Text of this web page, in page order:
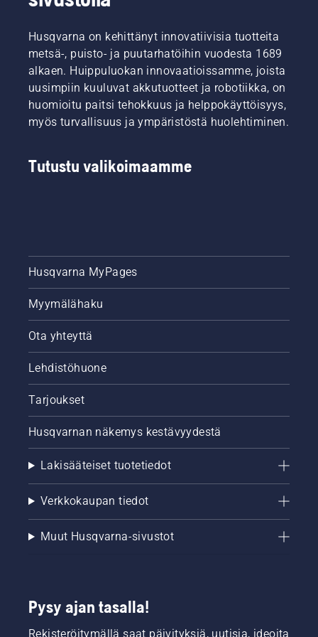
vaativimpia
Tämä
kertoo
lyhyesti,
kuinka
tarkistat
moottorisahan
voitelujärjestelmän
toiminnan.
määrä.
on
vapautettu.
muutaman
senttimetrin
puusta
ja anna
jos puun
rungolle
kertyy
on kaksi
tapaa.
Molemmat
esitellään
alla
olevalla
Husqvarna on kehittänyt innovatiivisia tuotteita
metsä-, puisto- ja puutarhatöihin vuodesta 1689
alkaen. Huippuluokan innovaatioissamme, joista
uusimpiin kuuluvat akkutuotteet ja robotiikka, on
huomioitu paitsi tehokkuus ja helppokäyttöisyys,
myös turvallisuus ja ympäristöstä huolehtiminen.
Tutustu valikoimaamme
Husqvarna MyPages
Myymälähaku
Ota yhteyttä
Lehdistöhuone
Tarjoukset
Husqvarnan näkemys kestävyydestä
Lakisääteiset tuotetiedot
Verkkokaupan tiedot
Muut Husqvarna-sivustot
Pysy ajan tasalla!
Rekisteröitymällä saat päivityksiä, uutisia, ideoita